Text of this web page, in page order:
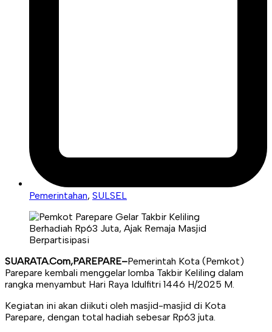
Pemerintahan, SULSEL
SUARATA.Com,PAREPARE–Pemerintah Kota (Pemkot)
Parepare kembali menggelar lomba Takbir Keliling dalam
rangka menyambut Hari Raya Idulfitri 1446 H/2025 M.
Kegiatan ini akan diikuti oleh masjid-masjid di Kota
Parepare, dengan total hadiah sebesar Rp63 juta.